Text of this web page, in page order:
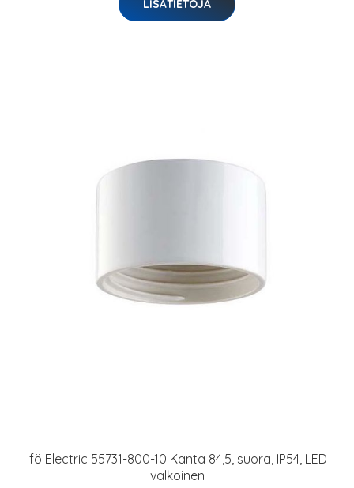
LISÄTIETOJA
Ifö Electric 55731-800-10 Kanta 84,5, suora, IP54, LED
valkoinen